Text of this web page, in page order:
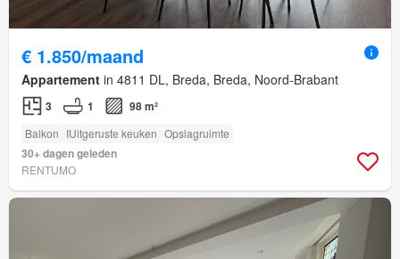
€ 1.850/maand
Appartement in 4811 DL, Breda, Breda, Noord-Brabant
3 1 98 m²
Balkon IUitgeruste keuken Opslagruimte
30+ dagen geleden
RENTUMO